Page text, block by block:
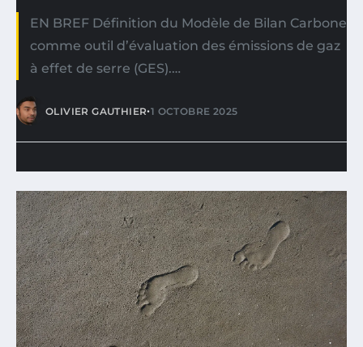
EN BREF Définition du Modèle de Bilan Carbone
comme outil d’évaluation des émissions de gaz
à effet de serre (GES).…
OLIVIER GAUTHIER•1 OCTOBRE 2025